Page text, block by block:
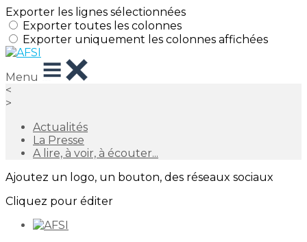
Exporter les lignes sélectionnées
Exporter toutes les colonnes
Exporter uniquement les colonnes affichées
Menu
<
>
Actualités
La Presse
A lire, à voir, à écouter...
Ajoutez un logo, un bouton, des réseaux sociaux
Cliquez pour éditer